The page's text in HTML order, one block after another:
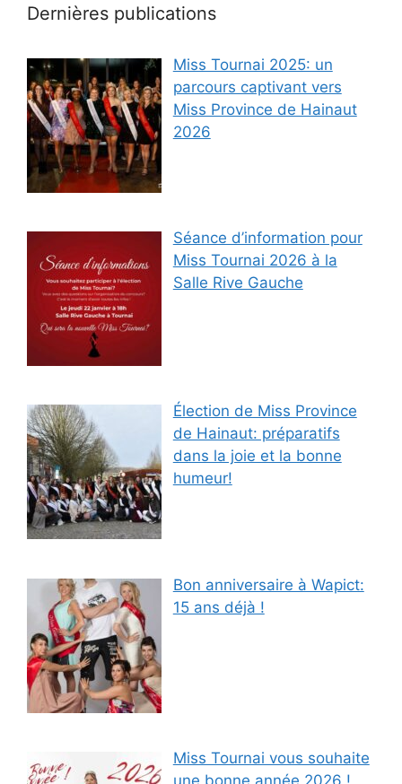
Dernières publications
Miss Tournai 2025: un
parcours captivant vers
Miss Province de Hainaut
2026
Séance d’information pour
Miss Tournai 2026 à la
Salle Rive Gauche
Élection de Miss Province
de Hainaut: préparatifs
dans la joie et la bonne
humeur!
Bon anniversaire à Wapict:
15 ans déjà !
Miss Tournai vous souhaite